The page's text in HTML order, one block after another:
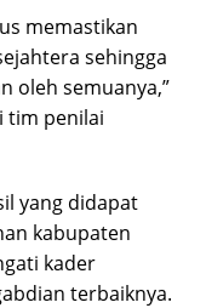
memastikan
sehingga
oleh semuanya,”
tim penilai
yang didapat
kabupaten
kader
terbaiknya.